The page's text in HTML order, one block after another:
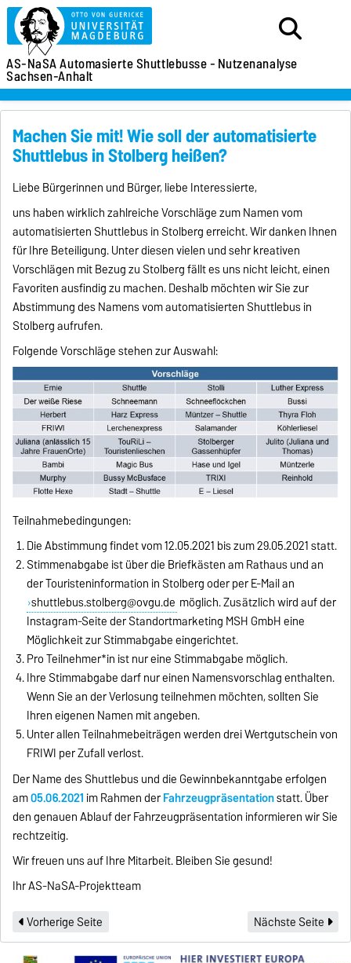
AS-NaSAAutomasierte Shuttlebusse -Nutzenanalyse
Sachsen-Anhalt
Machen Sie mit! Wie soll der automatisierte
Shuttlebus in Stolberg heißen?
Liebe Bürgerinnen und Bürger, liebe Interessierte,
uns haben wirklich zahlreiche Vorschläge zum Namen vom
automatisierten Shuttlebus in Stolberg erreicht. Wir danken Ihnen
für Ihre Beteiligung. Unter diesen vielen und sehr kreativen
Vorschlägen mit Bezug zu Stolberg fällt es uns nicht leicht, einen
Favoriten ausfindig zu machen. Deshalb möchten wir Sie zur
Abstimmung des Namens vom automatisierten Shuttlebus in
Stolberg aufrufen.
Folgende Vorschläge stehen zur Auswahl:
Teilnahmebedingungen:
Die Abstimmung findet vom 12.05.2021 bis zum 29.05.2021 statt.
Stimmenabgabe ist über die Briefkästen am Rathaus und an
der Touristeninformation in Stolberg oder per E-Mail an
shuttlebus.stolberg@ovgu.de möglich. Zusätzlich wird auf der
Instagram-Seite der Standortmarketing MSH GmbH eine
Möglichkeit zur Stimmabgabe eingerichtet.
Pro Teilnehmer*in ist nur eine Stimmabgabe möglich.
Ihre Stimmabgabe darf nur einen Namensvorschlag enthalten.
Wenn Sie an der Verlosung teilnehmen möchten, sollten Sie
Ihren eigenen Namen mit angeben.
Unter allen Teilnahmebeiträgen werden drei Wertgutschein von
FRIWI per Zufall verlost.
Der Name des Shuttlebus und die Gewinnbekanntgabe erfolgen
am05.06.2021 im Rahmen derFahrzeugpräsentationstatt. Über
den genauen Ablauf der Fahrzeugpräsentation informieren wir Sie
rechtzeitig.
Wir freuen uns auf Ihre Mitarbeit. Bleiben Sie gesund!
Ihr AS-NaSA-Projektteam
Vorherige Seite
Nächste Seite